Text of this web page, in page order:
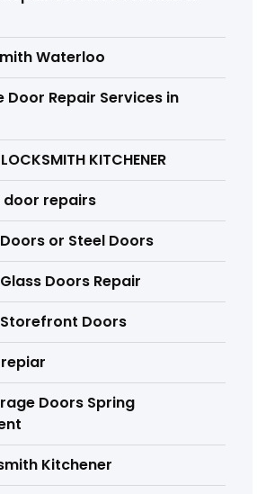
Waterloo
Repair Services in
KITCHENER
door repairs
or Steel Doors
Doors Repair
Doors
Doors Spring
Kitchener